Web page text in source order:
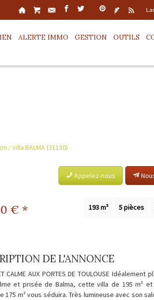
ALERTE IMMO GESTION OUTILS
/ villa BALMA (31130)
Appelez-nous
€ * 5 pièces
193 m²
DE L'ANNONCE
CALME AUX PORTES DE TOULOUSE Idéalement
et prisée de Balma, cette villa de 195 m²
175 m² vous séduira. Très lumineuse avec son